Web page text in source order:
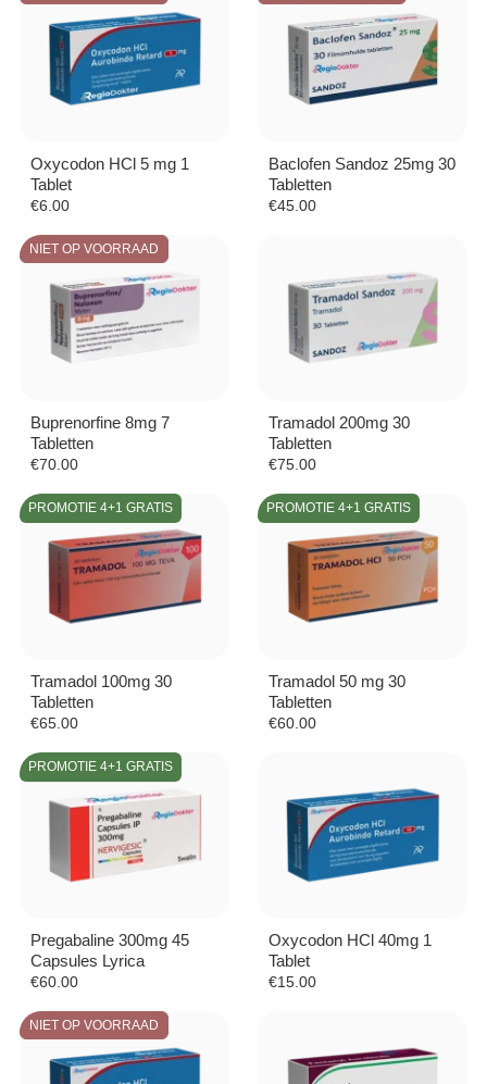
Oxycodon HCl 5 mg 1
Tablet
€6.00
Baclofen Sandoz 25mg 30
Tabletten
€45.00
NIET OP VOORRAAD
Buprenorfine 8mg 7
Tabletten
€70.00
Tramadol 200mg 30
Tabletten
€75.00
PROMOTIE 4+1 GRATIS
Tramadol 100mg 30
Tabletten
€65.00
PROMOTIE 4+1 GRATIS
Tramadol 50 mg 30
Tabletten
€60.00
PROMOTIE 4+1 GRATIS
Pregabaline 300mg 45
Capsules Lyrica
€60.00
Oxycodon HCl 40mg 1
Tablet
€15.00
NIET OP VOORRAAD